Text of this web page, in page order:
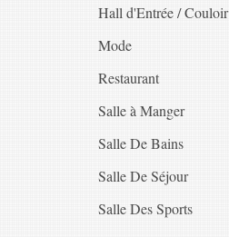
Hall d'Entrée / Couloir
Mode
Restaurant
Salle à Manger
Salle De Bains
Salle De Séjour
Salle Des Sports